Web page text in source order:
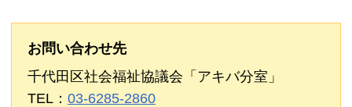
お問い合わせ先
千代田区社会福祉協議会「アキバ分室」
TEL： 03-6285-2860